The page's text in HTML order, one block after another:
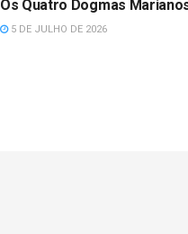
Os Quatro Dogmas
5 DE JULHO DE 2026